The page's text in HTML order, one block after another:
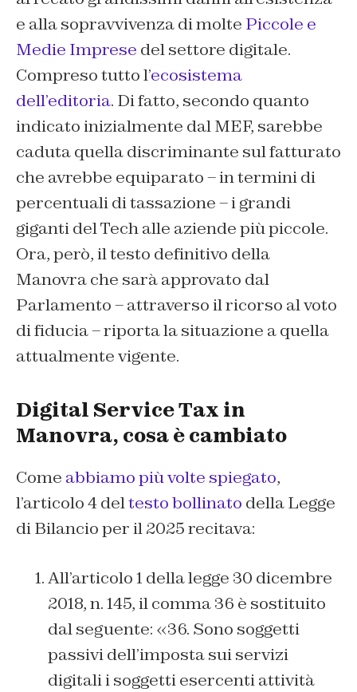
e alla sopravvivenza di molte Piccole e
Medie Imprese del settore digitale.
Compreso tutto l’ecosistema
dell’editoria. Di fatto, secondo quanto
indicato inizialmente dal MEF, sarebbe
caduta quella discriminante sul fatturato
che avrebbe equiparato – in termini di
percentuali di tassazione – i grandi
giganti del Tech alle aziende più piccole.
Ora, però, il testo definitivo della
Manovra che sarà approvato dal
Parlamento – attraverso il ricorso al voto
di fiducia – riporta la situazione a quella
attualmente vigente.
Digital Service Tax in
Manovra, cosa è cambiato
Come abbiamo più volte spiegato,
l’articolo 4 deltesto bollinato della Legge
di Bilancio per il 2025 recitava:
All’articolo 1 della legge 30 dicembre
2018, n. 145, il comma 36 è sostituito
dal seguente: «36. Sono soggetti
passivi dell’imposta sui servizi
digitali i soggetti esercenti attività